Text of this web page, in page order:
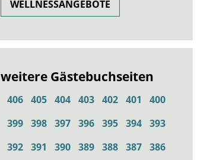
WELLNESSANGEBOTE
weitere Gästebuchseiten
406 405 404 403 402 401
400
399 398 397 396 395 394 393
392 391 390 389 388 387 386